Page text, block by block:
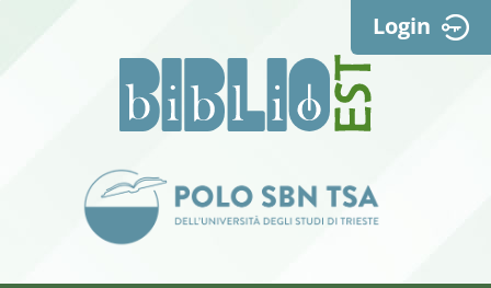
Login